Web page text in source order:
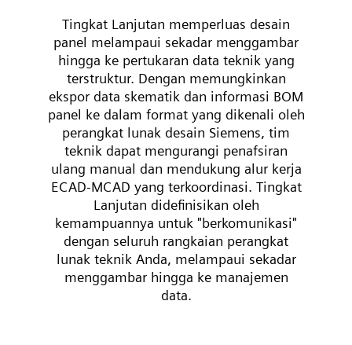
Tingkat Lanjutan memperluas desain
panel melampaui sekadar menggambar
hingga ke pertukaran data teknik yang
terstruktur. Dengan memungkinkan
ekspor data skematik dan informasi BOM
panel ke dalam format yang dikenali oleh
perangkat lunak desain Siemens, tim
teknik dapat mengurangi penafsiran
ulang manual dan mendukung alur kerja
ECAD-MCAD yang terkoordinasi. Tingkat
Lanjutan didefinisikan oleh
kemampuannya untuk "berkomunikasi"
dengan seluruh rangkaian perangkat
lunak teknik Anda, melampaui sekadar
menggambar hingga ke manajemen
data.